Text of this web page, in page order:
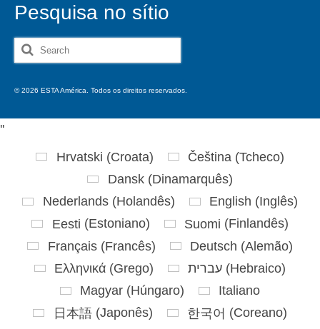
Pesquisa no sítio
Search
for:
© 2026 ESTA América. Todos os direitos reservados.
''
Hrvatski (Croata) Čeština (Tcheco)
Dansk(Dinamarquês)
Nederlands(Holandês) English (Inglês)
Eesti (Estoniano) Suomi (Finlandês)
Français(Francês) Deutsch (Alemão)
Ελληνικά (Grego) עברית (Hebraico)
Magyar (Húngaro)
Italiano
日本語(Japonês) 한국어 (Coreano)